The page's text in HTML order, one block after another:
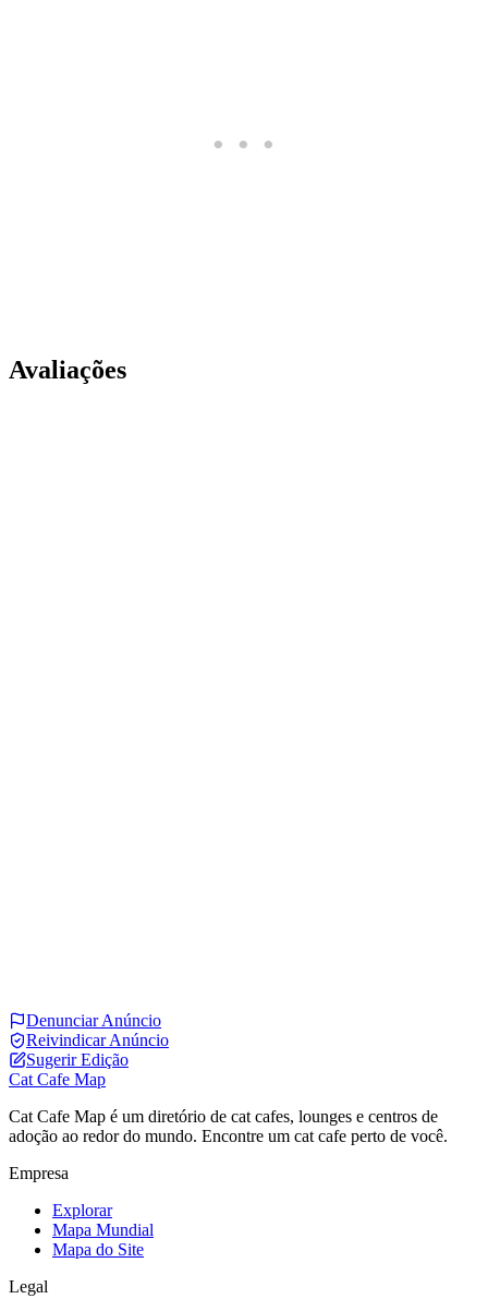
Avaliações
Denunciar Anúncio
Reivindicar Anúncio
Sugerir Edição
Cat Cafe Map
Cat Cafe Map é um diretório de cat cafes, lounges e centros de
adoção ao redor do mundo. Encontre um cat cafe perto de você.
Empresa
Explorar
Mapa Mundial
Mapa do Site
Legal